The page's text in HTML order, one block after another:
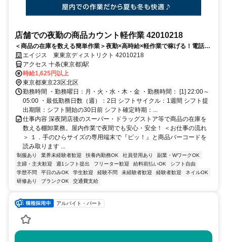
店舗での夜勤の商品カウント軽作業 42010218
＜商品の在庫を数える簡単作業＞夜勤×高時給×軽作業で稼げる！電話面
接で来社＆履歴書不要！
エイジス 東東京ディストリクト 42010218
アクセス 十条(東京都)駅
時給1,625円以上
東京都東京23区北区
勤務時間 ・勤務曜日：月・火・水・木・金 ・勤務時間： [1] 22:00～
05:00 ・最低勤務日数（週）：2日 シフトサイクル：1週間 シフト提
出期限：シフト開始の30日前 シフト確定時期：...
仕事内容 深夜閉店後のスーパー・ドラッグストア等で商品の在庫を
数える棚卸業務。屋内作業で夜間でも安心・安全！ ＜お仕事の流れ
＞ １．手のひらサイズの専用端末で『ピッ！』と商品バーコードを
読み取ります ...
制服あり 業界未経験者歓迎 扶養内勤務OK 社員登用あり
副業・WワークOK
主婦・主夫歓迎
週1シフト提出 フリーター歓迎 給料前払いOK
シフト自由
学歴不問
平日のみOK 学生歓迎 経験不問 未経験者歓迎 経験者歓迎
ネイルOK
研修あり
ブランクOK 交通費支給
アルバイト・パート